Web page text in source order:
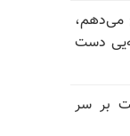
می‌دهم،
دست
بر سر